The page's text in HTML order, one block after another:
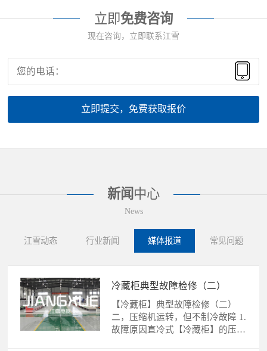
立即免费咨询
现在咨询，立即联系江雪
立即提交，免费获取报价
新闻 中心
News
江雪动态 行业新闻 媒体报道 常见问题
冷藏柜典型故障检修（二）
【冷藏柜】典型故障检修（二）
二，压缩机运转，但不制冷故障 1.
故障原因直冷式【冷藏柜】的压缩